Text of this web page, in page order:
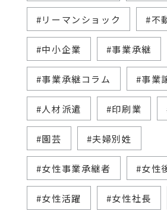
#リーマンショック #不
#中小企業 #事業承継
#事業承継コラム #事業
#人材派遣 #印刷業
#園芸 #夫婦別姓
#女性事業承継者 #女性
#女性活躍 #女性社長